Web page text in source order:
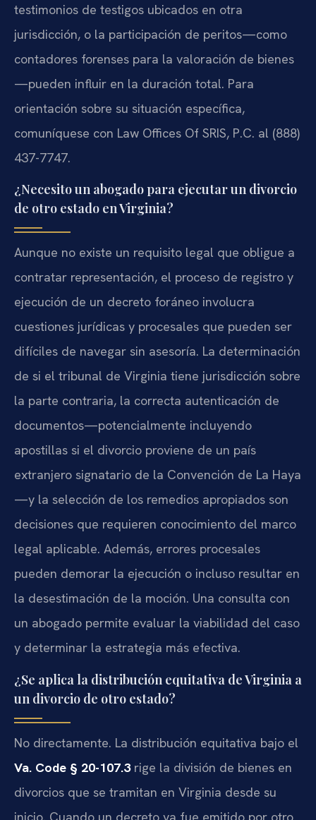
testimonios de testigos ubicados en otra
jurisdicción, o la participación de peritos—como
contadores forenses para la valoración de bienes
—pueden influir en la duración total. Para
orientación sobre su situación específica,
comuníquese con Law Offices Of SRIS, P.C. al (888)
437-7747.
¿Necesito un abogado para ejecutar un divorcio
de otro estado en Virginia?
Aunque no existe un requisito legal que obligue a
contratar representación, el proceso de registro y
ejecución de un decreto foráneo involucra
cuestiones jurídicas y procesales que pueden ser
difíciles de navegar sin asesoría. La determinación
de si el tribunal de Virginia tiene jurisdicción sobre
la parte contraria, la correcta autenticación de
documentos—potencialmente incluyendo
apostillas si el divorcio proviene de un país
extranjero signatario de la Convención de La Haya
—y la selección de los remedios apropiados son
decisiones que requieren conocimiento del marco
legal aplicable. Además, errores procesales
pueden demorar la ejecución o incluso resultar en
la desestimación de la moción. Una consulta con
un abogado permite evaluar la viabilidad del caso
y determinar la estrategia más efectiva.
¿Se aplica la distribución equitativa de Virginia a
un divorcio de otro estado?
No directamente. La distribución equitativa bajo el
Va. Code § 20-107.3rige la división de bienes en
divorcios que se tramitan en Virginia desde su
inicio. Cuando un decreto ya fue emitido por otro